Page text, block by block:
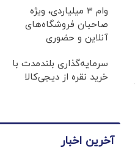
وام ۳ میلیاردی، ویژه
صاحبان فروشگاه‌های
آنلاین و حضوری
سرمایه‌گذاری بلندمدت با
خرید نقره از دیجی‌کالا
آخرین اخبار